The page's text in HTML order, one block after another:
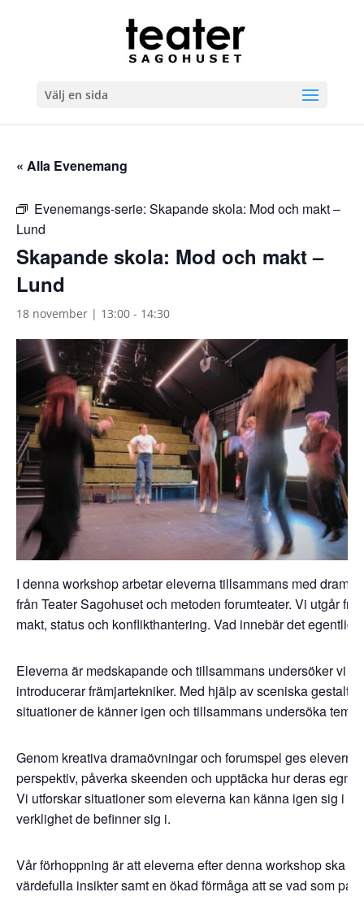
Välj en sida
« Alla Evenemang
Evenemangs-serie: Skapande skola: Mod och makt –
Lund
Skapande skola: Mod och makt –
Lund
18 november | 13:00 - 14:30
I denna workshop arbetar eleverna tillsammans med
från Teater Sagohuset och metoden forumteater. Vi utgår
makt, status och konflikthantering. Vad innebär det
Eleverna är medskapande och tillsammans undersöker vi
introducerar främjartekniker. Med hjälp av sceniska
situationer de känner igen och tillsammans undersöka
Genom kreativa dramaövningar och forumspel ges
perspektiv, påverka skeenden och upptäcka hur deras
Vi utforskar situationer som eleverna kan känna igen sig i
verklighet de befinner sig i.
Vår förhoppning är att eleverna efter denna workshop ska
värdefulla insikter samt en ökad förmåga att se vad som